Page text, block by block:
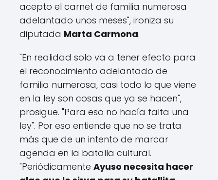
acepto el carnet de familia numerosa
adelantado unos meses", ironiza su
diputada Marta Carmona.
"En realidad solo va a tener efecto para
el reconocimiento adelantado de
familia numerosa, casi todo lo que viene
en la ley son cosas que ya se hacen",
prosigue. "Para eso no hacía falta una
ley". Por eso entiende que no se trata
más que de un intento de marcar
agenda en la batalla cultural.
"Periódicamente Ayuso necesita hacer